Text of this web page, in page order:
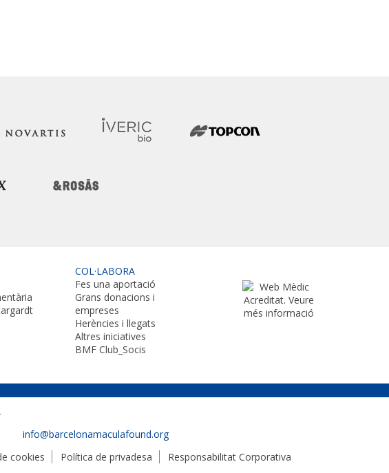
COL·LABORA
Fes una aportació
Grans donacions i
empreses
Herències i llegats
Altres iniciatives
BMF Club_Socis
info@barcelonamaculafound.org
cookies Política de privadesa Responsabilitat Corporativa